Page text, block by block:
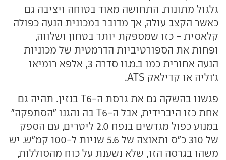
גלגול מתונות. התחושה מאוד בטוחה ויציבה גם
כאשר הקצב עולה, אך מדובר במכונית הנעה כפולה
קלאסית - כזו שמספקת יותר בטחון ושלווה,
ופחות את הספורטיביות הדרמטית של מכוניות
הנעה אחורית כמו ב.מ.וו סדרה 3, אלפא רומיאו
ג'וליה או קדילאק ATS.
פגשנו בהשקה גם את גרסת ה-T6 בנזין. תהיה גם
אחת כזו היברידית, אבל ה-T6 בה נהגנו "הסתפקה"
במנוע כפול מגדשים בנפח 2.0 ליטרים, עם הספק
של 310 כ"ס ותאוצה של 5.6 שניות ל-100 קמ"ש. יש
משהו בגרסה הזו, שלא נשענת על כוח מהסוללות,